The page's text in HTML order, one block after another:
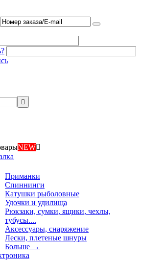

NEW
Приманки
Спиннинги
Катушки рыболовные
Удочки и удилища
Рюкзаки, сумки, ящики, чехлы,
тубусы....
Аксессуары, снаряжение
Лески, плетеные шнуры
Больше →